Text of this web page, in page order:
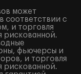
может
соответствии с
и торговля
рискованной.
фьючерсы и
и торговля
рискованной.